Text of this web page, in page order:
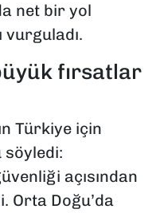
net bir yol
vurguladı.
fırsatlar
Türkiye için
söyledi:
açısından
Orta Doğu’da